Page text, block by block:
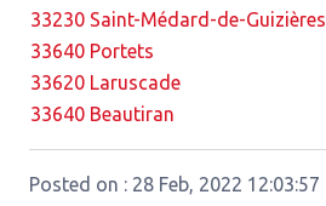
33230 Saint-Médard-de-Guizières
33640 Portets
33620 Laruscade
33640 Beautiran
Posted on : 28 Feb, 2022 12:03:57